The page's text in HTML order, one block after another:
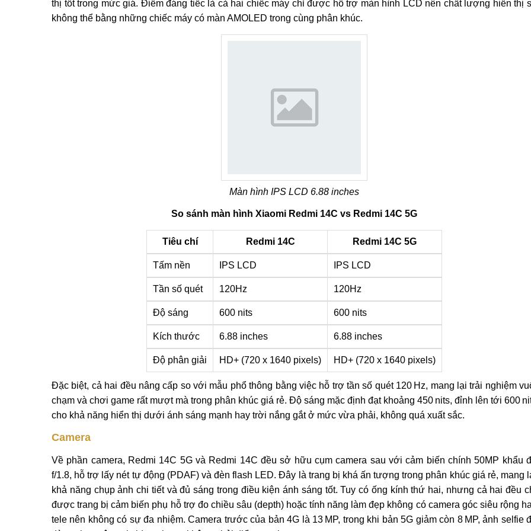
thị tốt trong mức giá. Điểm đáng tiếc là cả hai chiếc máy chỉ được hỗ trợ màn hình LCD nên chất lượng hiển thị
không thể bằng những chiếc máy có màn AMOLED trong cùng phân khúc.
Màn hình IPS LCD 6.88 inches
So sánh màn hình Xiaomi Redmi 14C vs Redmi 14C 5G
Tiêu chí Redmi 14C Redmi 14C 5G
Tấm nền IPS LCD IPS LCD
Tần số quét 120Hz 120Hz
Độ sáng 600 nits 600 nits
Kích thước 6.88 inches 6.88 inches
Độ phân giải HD+ (720 x 1640 pixels) HD+ (720 x 1640 pixels)
Đặc biệt, cả hai đều nâng cấp so với mẫu phổ thông bằng việc hỗ trợ tần số quét 120 Hz, mang lại trải nghiệm
chạm và chơi game rất mượt mà trong phân khúc giá rẻ. Độ sáng mặc định đạt khoảng 450 nits, đỉnh lên tới 600
cho khả năng hiển thị dưới ánh sáng mạnh hay trời nắng gắt ở mức vừa phải, không quá xuất sắc.
Camera
Về phần camera, Redmi 14C 5G và Redmi 14C đều sở hữu cụm camera sau với cảm biến chính 50MP khẩu
f/1.8, hỗ trợ lấy nét tự động (PDAF) và đèn flash LED. Đây là trang bị khá ấn tượng trong phân khúc giá rẻ, mang
khả năng chụp ảnh chi tiết và đủ sáng trong điều kiện ánh sáng tốt. Tuy có ống kính thứ hai, nhưng cả hai đều
được trang bị cảm biến phụ hỗ trợ đo chiều sâu (depth) hoặc tính năng làm đẹp không có camera góc siêu rộng
tele nên không có sự đa nhiệm. Camera trước của bản 4G là 13 MP, trong khi bản 5G giảm còn 8 MP, ảnh selfie